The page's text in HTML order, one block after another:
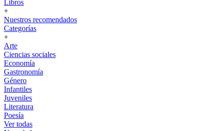
Libros
+
Nuestros recomendados
Categorías
+
Arte
Ciencias sociales
Economía
Gastronomía
Género
Infantiles
Juveniles
Literatura
Poesía
Ver todas